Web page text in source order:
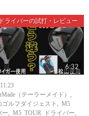
ドライバーの試打・レビュー
6:32
（テーラーメイド）
ゴルフダイジェスト
M5
ー
M5 TOUR ドライバー